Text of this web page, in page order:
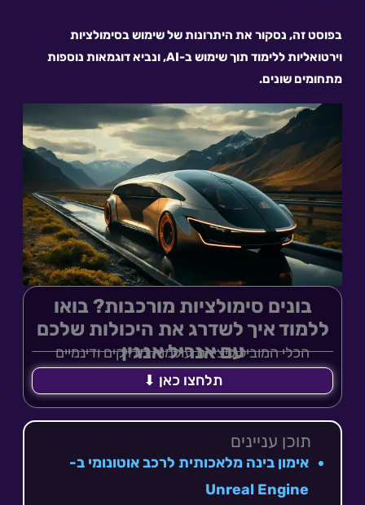
בפוסט זה, נסקור את היתרונות של שימוש בסימולציות
וירטואליות ללימוד תוך שימוש ב-AI, ונביא דוגמאות נוספות
מתחומים שונים.
בונים סימולציות מורכבות? בואו
ללמוד איך לשדרג את היכולות שלכם
עם אנריל אנגין
הכלי המוביל ליצירת עולמות מדויקים ודינמיים
תלחצו כאן ⬇
תוכן עניינים
אימון בינה מלאכותית לרכב אוטונומי ב-
Unreal Engine